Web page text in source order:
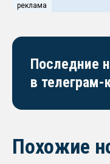
реклама
Последние
в телеграм-
Похожие